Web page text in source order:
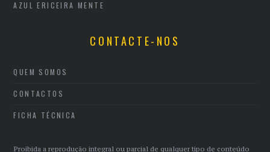
AZUL ERICEIRA MENTE
CONTACTE-NOS
QUEM SOMOS
CONTACTOS
FICHA TÉCNICA
Proibida a reprodução integral ou parcial de qualquer tipo de conteúdo